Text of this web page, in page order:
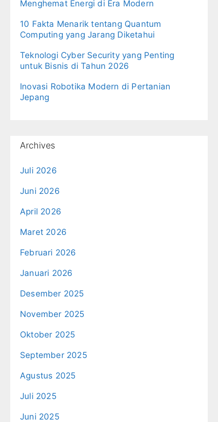
Menghemat Energi di Era Modern
10 Fakta Menarik tentang Quantum
Computing yang Jarang Diketahui
Teknologi Cyber Security yang Penting
untuk Bisnis di Tahun 2026
Inovasi Robotika Modern di Pertanian
Jepang
Archives
Juli 2026
Juni 2026
April 2026
Maret 2026
Februari 2026
Januari 2026
Desember 2025
November 2025
Oktober 2025
September 2025
Agustus 2025
Juli 2025
Juni 2025